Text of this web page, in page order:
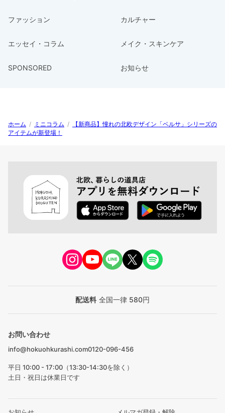
ファッション カルチャー
エッセイ・コラム メイク・スキンケア
SPONSORED お知らせ
ホーム / ミニコラム /
【新商品】憧れの北欧デザイン「ベルサ」シリーズの
アイテムが新登場！
配送料 全国一律 580円
お問い合わせ
info@hokuohkurashi.com0120-096-456
平日 10:00 - 17:00（13:30-14:30を除く）
土日・祝日は休業日です